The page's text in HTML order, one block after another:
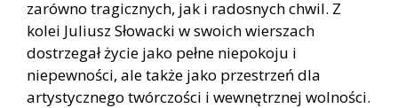
zarówno tragicznych, jak i radosnych chwil. Z
kolei Juliusz Słowacki w swoich wierszach
dostrzegał życie jako pełne niepokoju i
niepewności, ale także jako przestrzeń dla
artystycznego twórczości i wewnętrznej wolności.